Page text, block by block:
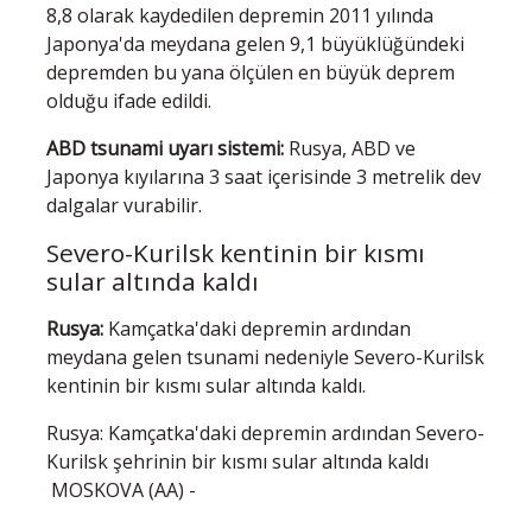
8,8 olarak kaydedilen depremin 2011 yılında
Japonya'da meydana gelen 9,1 büyüklüğündeki
depremden bu yana ölçülen en büyük deprem
olduğu ifade edildi.
ABD tsunami uyarı sistemi: Rusya, ABD ve
Japonya kıyılarına 3 saat içerisinde 3 metrelik dev
dalgalar vurabilir.
Severo-Kurilsk kentinin bir kısmı
sular altında kaldı
Rusya: Kamçatka'daki depremin ardından
meydana gelen tsunami nedeniyle Severo-Kurilsk
kentinin bir kısmı sular altında kaldı.
Rusya: Kamçatka'daki depremin ardından Severo-
Kurilsk şehrinin bir kısmı sular altında kaldı
MOSKOVA (AA) -